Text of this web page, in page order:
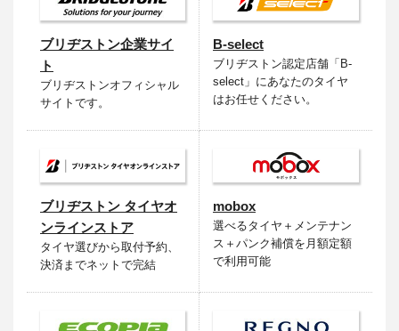
ブリヂストン企業サイ
ト
ブリヂストンオフィシャル
サイトです。
B-select
ブリヂストン認定店舗「B-
select」にあなたのタイヤ
はお任せください。
ブリヂストン タイヤオ
ンラインストア
タイヤ選びから取付予約、
決済までネットで完結
mobox
選べるタイヤ＋メンテナン
ス＋パンク補償を月額定額
で利用可能